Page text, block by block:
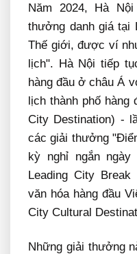
Năm 2024, Hà
thưởng danh giá tại
Thế giới, được ví
lịch". Hà Nội tiếp
hàng đầu ở châu Á
lịch thành phố hàng
City Destination) -
các giải thưởng
kỳ nghỉ ngắn ngày
Leading City
văn hóa hàng đầu
City Cultural
Những giải thưởng